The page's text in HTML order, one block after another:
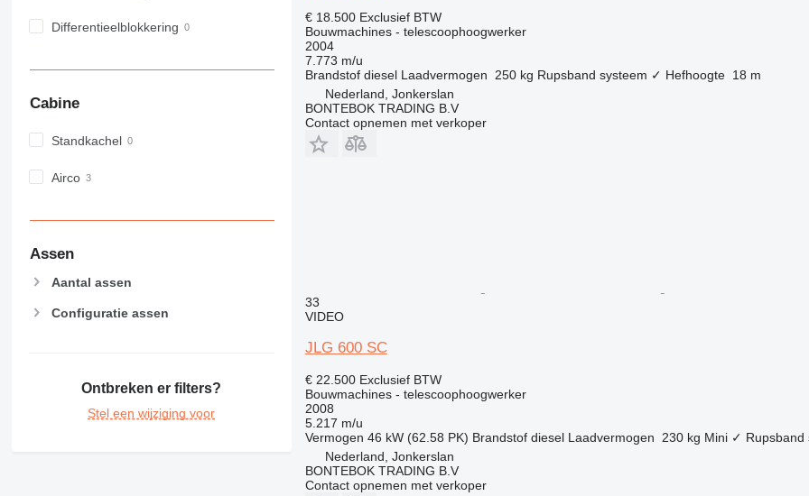
Differentieelblokkering
Cabine
Standkachel
Airco
Assen
Aantal assen
Configuratie assen
Ontbreken er filters?
Stel een wijziging voor
€ 18.500 Exclusief BTW
Bouwmachines - telescoophoogwerker
2004
7.773 m/u
Brandstof diesel Laadvermogen 250 kg Rupsband systeem ✓ Hefhoogte 18 m
Nederland, Jonkerslan
BONTEBOK TRADING B.V
Contact opnemen met verkoper
33
VIDEO
JLG 600 SC
€ 22.500 Exclusief BTW
Bouwmachines - telescoophoogwerker
2008
5.217 m/u
Vermogen 46 kW (62.58 PK) Brandstof diesel Laadvermogen 230 kg Mini ✓ Rupsband
Nederland, Jonkerslan
BONTEBOK TRADING B.V
Contact opnemen met verkoper